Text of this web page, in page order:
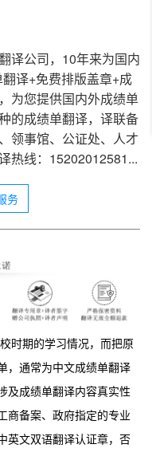
译公司，10年来为国内
译+免费排版盖章+成
为您提供国内外成绩单
的成绩单翻译，译联备
领事馆、公证处、人才
热线：15202012581...
务
时期的学习情况，而把原
，通常为中文成绩单翻译
及成绩单翻译内容真实性
商备案、政府指定的专业
英文双语翻译认证章，否